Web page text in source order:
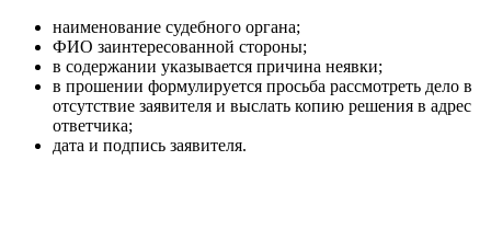
наименование судебного органа;
ФИО заинтересованной стороны;
в содержании указывается причина неявки;
в прошении формулируется просьба рассмотреть дело в
отсутствие заявителя и выслать копию решения в адрес
ответчика;
дата и подпись заявителя.